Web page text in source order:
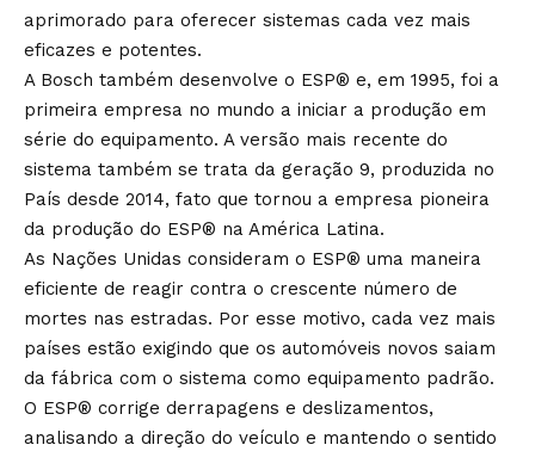
aprimorado para oferecer sistemas cada vez mais
eficazes e potentes.
A Bosch também desenvolve o ESP® e, em 1995, foi a
primeira empresa no mundo a iniciar a produção em
série do equipamento. A versão mais recente do
sistema também se trata da geração 9, produzida no
País desde 2014, fato que tornou a empresa pioneira
da produção do ESP® na América Latina.
As Nações Unidas consideram o ESP® uma maneira
eficiente de reagir contra o crescente número de
mortes nas estradas. Por esse motivo, cada vez mais
países estão exigindo que os automóveis novos saiam
da fábrica com o sistema como equipamento padrão.
O ESP® corrige derrapagens e deslizamentos,
analisando a direção do veículo e mantendo o sentido